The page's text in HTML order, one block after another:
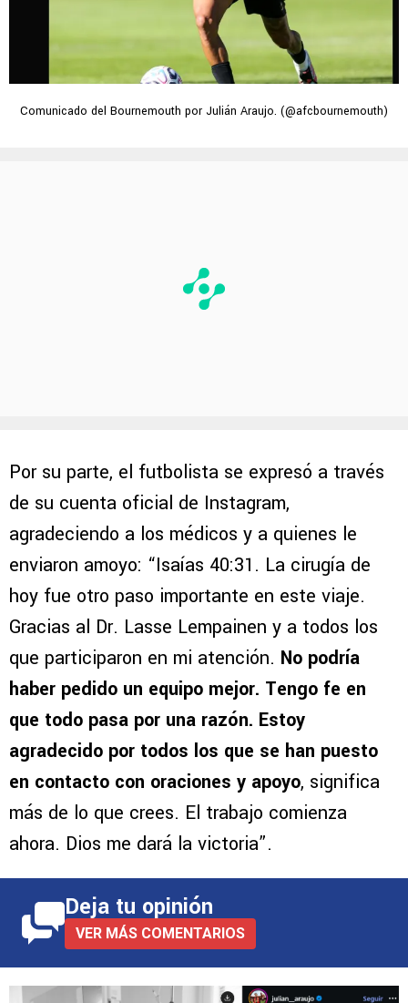
Comunicado del Bournemouth por Julián Araujo. (@afcbournemouth)
Por su parte, el futbolista se expresó a través
de su cuenta oficial de Instagram,
agradeciendo a los médicos y a quienes le
enviaron amoyo: “Isaías 40:31. La cirugía de
hoy fue otro paso importante en este viaje.
Gracias al Dr. Lasse Lempainen y a todos los
que participaron en mi atención. No podría
haber pedido un equipo mejor. Tengo fe en
que todo pasa por una razón. Estoy
agradecido por todos los que se han puesto
en contacto con oraciones y apoyo, significa
más de lo que crees. El trabajo comienza
ahora. Dios me dará la victoria”.
Deja tu opinión
VER MÁS COMENTARIOS